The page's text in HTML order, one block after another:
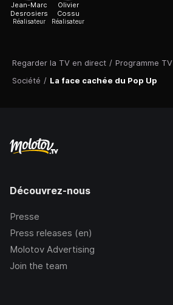
Regarder la TV en direct / Programme TV
Société / La face cachée du Pop Up
Jean-Marc
Desrosiers
Réalisateur
Olivier
Cossu
Réalisateur
Découvrez-nous
Presse
Press releases (en)
Molotov Advertising
Join the team